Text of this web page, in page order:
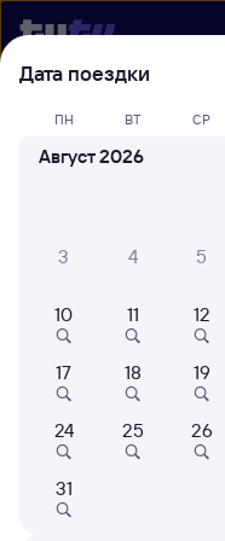
Выберите
билеты Слава
Когда
Кто едет
Дата поездки
ПН ВТ СР
Август 2026
3 4 5
10 11 12
17 18 19
24 25 26
31